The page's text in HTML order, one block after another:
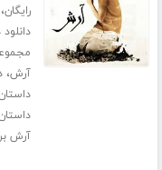
رایگان
آرش،
آرش